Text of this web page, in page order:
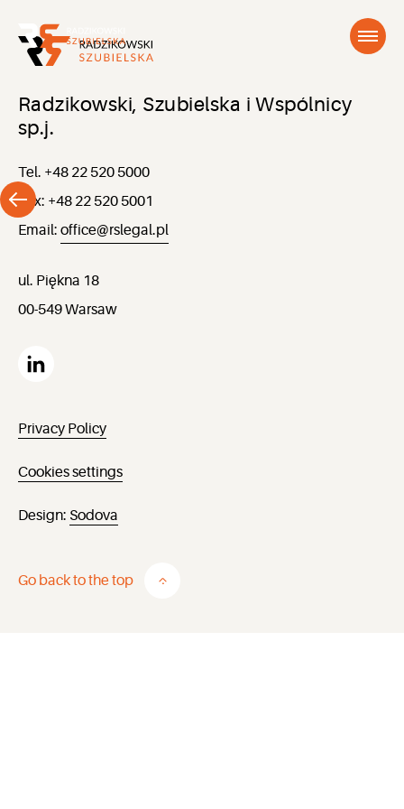
Radzikowski, Szubielska i Wspólnicy
sp.j.
Tel. +48 22 520 5000
Fax: +48 22 520 5001
Email: office@rslegal.pl
ul. Piękna 18
00-549 Warsaw
Privacy Policy
Cookies settings
Design: Sodova
Go back to the top